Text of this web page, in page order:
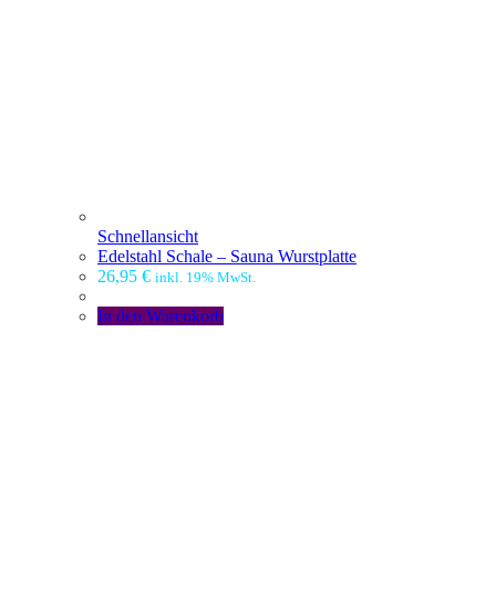
Schnellansicht
Edelstahl Schale – Sauna Wurstplatte
26,95 € inkl. 19% MwSt.
In den Warenkorb